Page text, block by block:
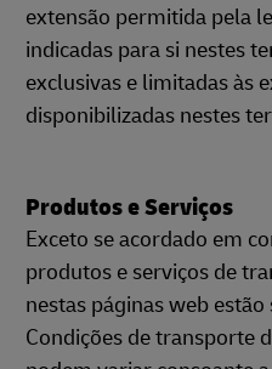
extensão permitida pela
indicadas para si nestes
exclusivas e limitadas às
disponibilizadas nestes
Produtos e Serviços
Exceto se acordado em
produtos e serviços de
nestas páginas web
Condições de transporte